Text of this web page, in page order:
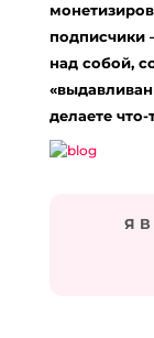
подписчики
над собой,
делаете что-
Я В